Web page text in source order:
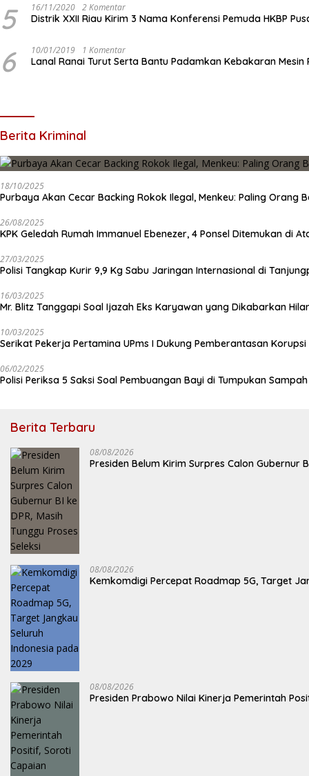
5 16/11/2020 2 Komentar
Distrik XXII Riau Kirim 3 Nama Konferensi Pemuda HKBP
6 10/01/2019 1 Komentar
Lanal Ranai Turut Serta Bantu Padamkan Kebakaran Mesin
Berita Kriminal
18/10/2025
Purbaya Akan Cecar Backing Rokok Ilegal, Menkeu: Paling Orang
26/08/2025
KPK Geledah Rumah Immanuel Ebenezer, 4 Ponsel Ditemukan di
27/03/2025
Polisi Tangkap Kurir 9,9 Kg Sabu Jaringan Internasional di
16/03/2025
Mr. Blitz Tanggapi Soal Ijazah Eks Karyawan yang Dikabarkan
10/03/2025
Serikat Pekerja Pertamina UPms I Dukung Pemberantasan
06/02/2025
Polisi Periksa 5 Saksi Soal Pembuangan Bayi di Tumpukan
Berita Terbaru
08/08/2026
Presiden Belum Kirim Surpres Calon Gubernur
08/08/2026
Kemkomdigi Percepat Roadmap 5G, Target
08/08/2026
Presiden Prabowo Nilai Kinerja Pemerintah